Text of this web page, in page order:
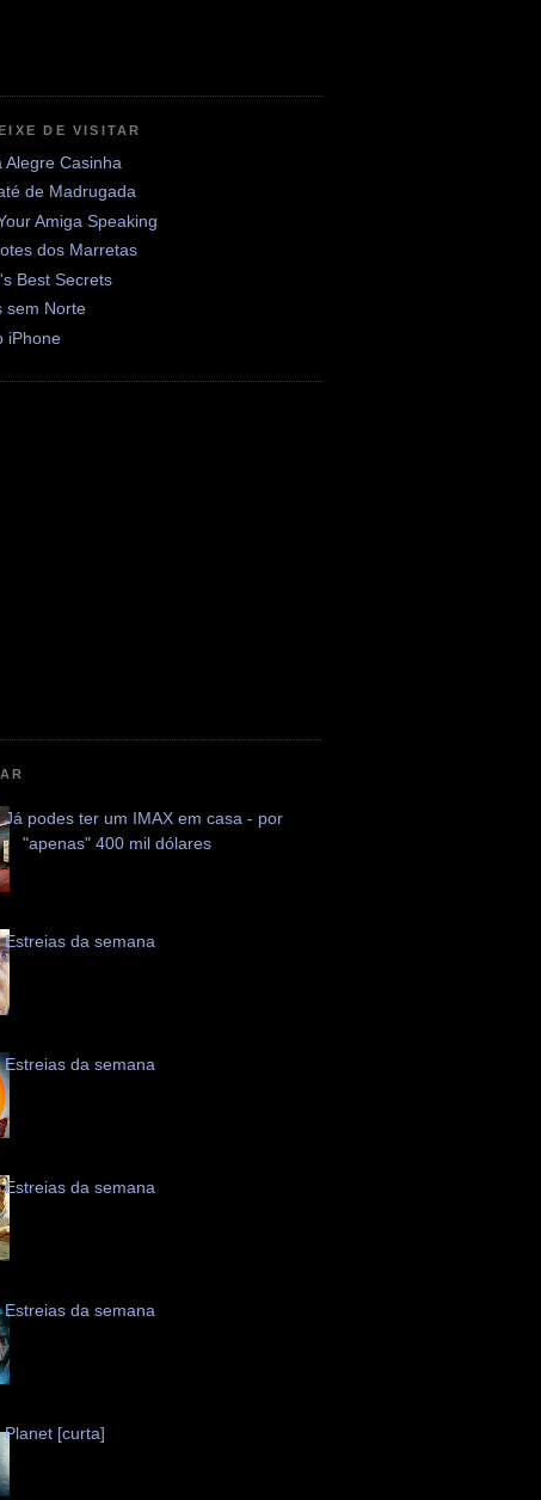
DE VISITAR
Alegre Casinha
de Madrugada
Amiga Speaking
dos Marretas
Best Secrets
sem Norte
iPhone
Já podes ter um IMAX em casa - por
"apenas" 400 mil dólares
Estreias da semana
Estreias da semana
Estreias da semana
Estreias da semana
Planet [curta]